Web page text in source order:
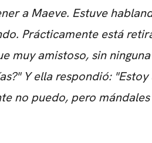
a Maeve. Estuve
Prácticamente está
muy amistoso, sin
Y ella respondió:
no puedo, pero